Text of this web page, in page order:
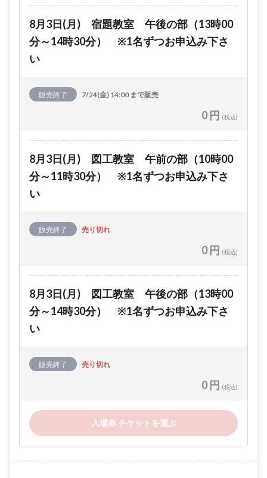
8月3日(月) 宿題教室 午後の部（13時00
分～14時30分） ※1名ずつお申込み下さ
い
販売終了 7/24(金) 14:00 まで販売
0 円 (税込)
8月3日(月) 図工教室 午前の部（10時00
分～11時30分） ※1名ずつお申込み下さ
い
販売終了 売り切れ
0 円 (税込)
8月3日(月) 図工教室 午後の部（13時00
分～14時30分） ※1名ずつお申込み下さ
い
販売終了 売り切れ
0 円 (税込)
入場券 チケットを選ぶ